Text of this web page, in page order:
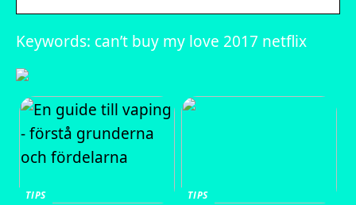
Keywords: can’t buy my love 2017 netflix
TIPS TIPS